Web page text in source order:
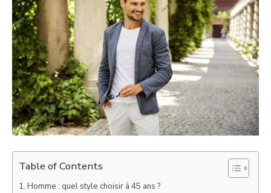
Table of Contents
Homme : quel style choisir à 45 ans ?